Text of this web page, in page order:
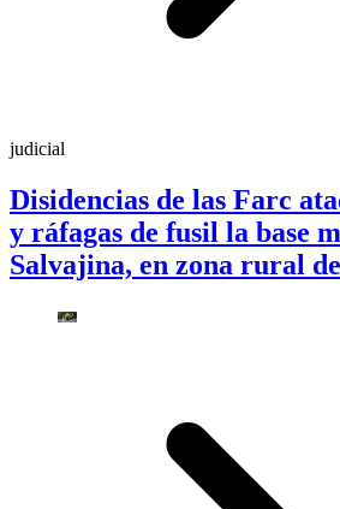
judicial
Disidencias de las Farc
y ráfagas de fusil la base
Salvajina, en zona rural